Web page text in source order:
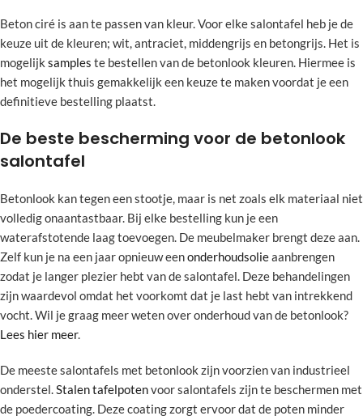
Beton ciré is aan te passen van kleur. Voor elke salontafel heb je de
keuze uit de kleuren; wit, antraciet, middengrijs en betongrijs. Het is
mogelijk samples te bestellen van de betonlook kleuren. Hiermee is
het mogelijk thuis gemakkelijk een keuze te maken voordat je een
definitieve bestelling plaatst.
De beste bescherming voor de betonlook
salontafel
Betonlook kan tegen een stootje, maar is net zoals elk materiaal niet
volledig onaantastbaar. Bij elke bestelling kun je een
waterafstotende laag toevoegen. De meubelmaker brengt deze aan.
Zelf kun je na een jaar opnieuw eenonderhoudsolieaanbrengen
zodat je langer plezier hebt van de salontafel. Deze behandelingen
zijn waardevol omdat het voorkomt dat je last hebt van intrekkend
vocht. Wil je graag meer weten over onderhoud van de betonlook?
Lees hier meer.
De meeste salontafels met betonlook zijn voorzien van industrieel
onderstel.Stalen tafelpotenvoor salontafels zijn te beschermen met
de poedercoating. Deze coating zorgt ervoor dat de poten minder